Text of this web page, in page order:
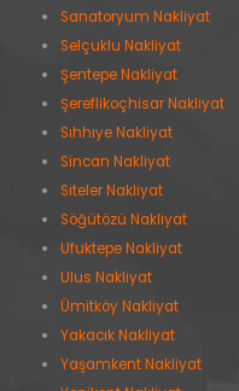
Sanatoryum Nakliyat
Selçuklu Nakliyat
Şentepe Nakliyat
Şereflikoçhisar Nakliyat
Sıhhıye Nakliyat
Sincan Nakliyat
Siteler Nakliyat
Söğütözü Nakliyat
Ufuktepe Nakliyat
Ulus Nakliyat
Ümitköy Nakliyat
Yakacık Nakliyat
Yaşamkent Nakliyat